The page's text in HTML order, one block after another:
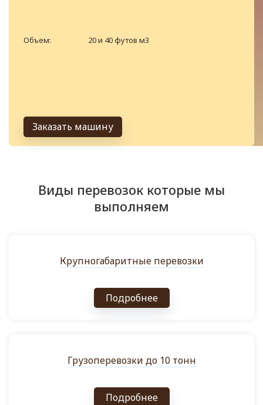
Объем: 20 и 40 футов м3
Заказать машину
Виды перевозок которые мы
выполняем
Крупногабаритные перевозки
Подробнее
Грузоперевозки до 10 тонн
Подробнее